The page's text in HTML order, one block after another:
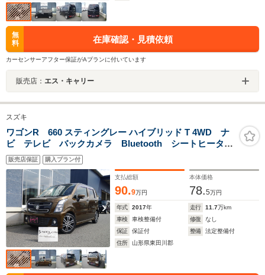
無
料
在庫確認・見積依頼
カーセンサーアフター保証がAプランに付いています
販売店： エス・キャリー
スズキ
ワゴンR 660 スティングレー ハイブリッド T 4WD ナ
ビ テレビ バックカメラ Bluetooth シートヒータ
ー ETC 4WD
販売店保証 購入プラン付
支払総額
90.9万円
本体価格
78.5万円
年式 2017年 走行 11.7万km
車検
車検整備付 修復
なし
保証
保証付 整備
法定整備付
住所
山形県東田川郡